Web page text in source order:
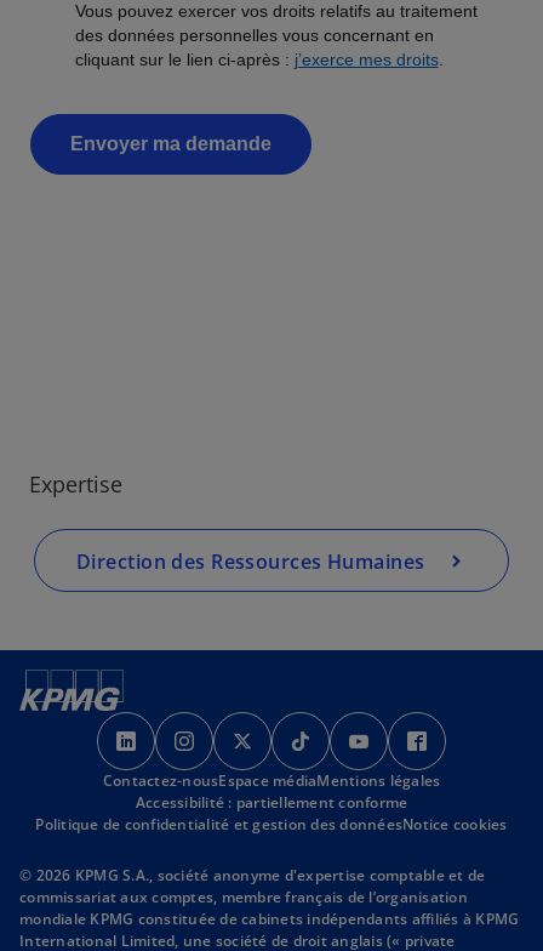
Expertise
Direction des Ressources Humaines
s
’
o
u
r
e
d
s
’
o
u
r
e
d
s
’
o
u
r
e
d
s
’
o
u
r
e
d
s
’
o
u
r
e
d
’
r
e
d
Contactez-nousEspace médiaMentions légales
Accessibilité : partiellement conforme
Politique de confidentialité et gestion des donnéesNotice cookies
© 2026 KPMG S.A., société anonyme d'expertise comptable et de
commissariat aux comptes, membre français de l’organisation
mondiale KPMG constituée de cabinets indépendants affiliés à KPMG
International Limited, une société de droit anglais (« private